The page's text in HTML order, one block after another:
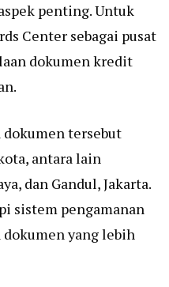
penting. Untuk
Center sebagai pusat
dokumen kredit
dokumen tersebut
antara lain
dan Gandul, Jakarta.
sistem pengamanan
yang lebih